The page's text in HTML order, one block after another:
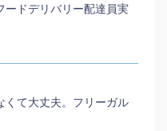
ードデリバリー配達員実
くて大丈夫。フリーガル